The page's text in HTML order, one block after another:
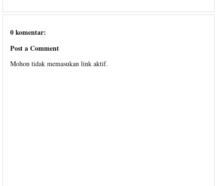
0 komentar:
Post a Comment
Mohon tidak memasukan link aktif.